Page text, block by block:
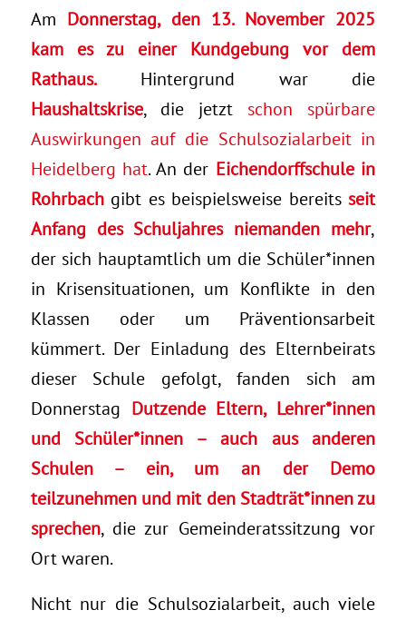
Am Donnerstag, den 13. November 2025
kam es zu einer Kundgebung vor dem
Rathaus.Hintergrund war die
Haushaltskrise, die jetzt schon spürbare
Auswirkungen auf die Schulsozialarbeit in
Heidelberg hat. An der Eichendorffschule in
Rohrbachgibt es beispielsweise bereitsseit
Anfang des Schuljahres niemanden mehr,
der sich hauptamtlich um die Schüler*innen
in Krisensituationen, um Konflikte in den
Klassen oder um Präventionsarbeit
kümmert. Der Einladung des Elternbeirats
dieser Schule gefolgt, fanden sich am
Donnerstag Dutzende Eltern, Lehrer*innen
und Schüler*innen – auch aus anderen
Schulen – ein, um an der Demo
teilzunehmen und mit den Stadträt*innen zu
sprechen, die zur Gemeinderatssitzung vor
Ort waren.
Nicht nur die Schulsozialarbeit, auch viele